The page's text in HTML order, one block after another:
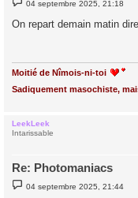
e
s
04 septembre 2025, 21:18
On repart demain matin
Moitié de Nîmois-ni-toi
Sadiquement masochiste,
LeekLeek
Intarissable
Re: Photomaniacs
M
e
04 septembre 2025, 21:44